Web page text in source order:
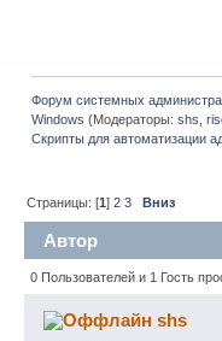
Форум системных
Windows (Модераторы:shs ,
Скрипты для автоматизации
Страницы: [1]2 3 Вниз
Автор
автоматизации
(Прочитано 109011
0 Пользователей и 1 Гость
shs